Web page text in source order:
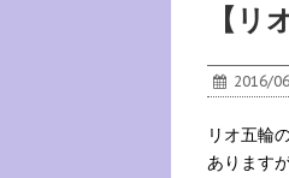
【リ
2016/
リオ五輪
あります